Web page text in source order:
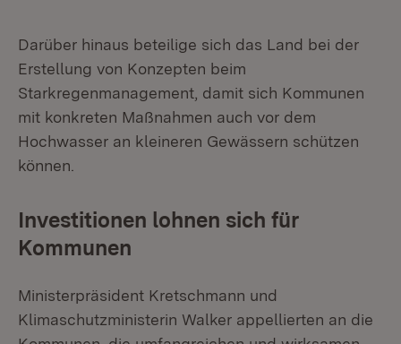
Darüber hinaus beteilige sich das Land bei der
Erstellung von Konzepten beim
Starkregenmanagement, damit sich Kommunen
mit konkreten Maßnahmen auch vor dem
Hochwasser an kleineren Gewässern schützen
können.
Investitionen lohnen sich für
Kommunen
Ministerpräsident Kretschmann und
Klimaschutzministerin Walker appellierten an die